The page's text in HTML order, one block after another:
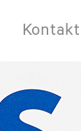
Kontakt